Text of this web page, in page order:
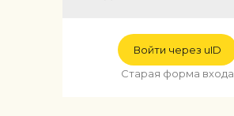
Войти через uID
Старая форма входа